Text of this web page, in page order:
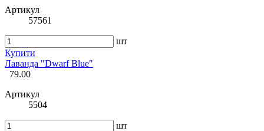
Артикул
57561
шт
Купити
Лаванда "Dwarf Blue"
79.00
Артикул
5504
шт